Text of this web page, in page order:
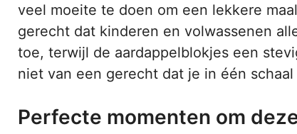
veel moeite te doen om een lekkere
gerecht dat kinderen en volwassenen
toe, terwijl de aardappelblokjes een
niet van een gerecht dat je in één schaal
Perfecte momenten om